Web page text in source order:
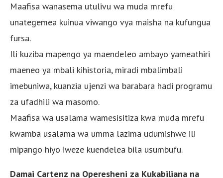
Maafisa wanasema utulivu wa muda mrefu
unategemea kuinua viwango vya maisha na kufungua
fursa.
Ili kuziba mapengo ya maendeleo ambayo yameathiri
maeneo ya mbali kihistoria, miradi mbalimbali
imebuniwa, kuanzia ujenzi wa barabara hadi programu
za ufadhili wa masomo.
Maafisa wa usalama wamesisitiza kwa muda mrefu
kwamba usalama wa umma lazima udumishwe ili
mipango hiyo iweze kuendelea bila usumbufu.
Damai Cartenz na Operesheni za Kukabiliana na